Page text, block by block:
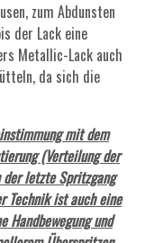
zum Abdunsten
der Lack eine
Metallic-Lack auch
da sich die
mit dem
(Verteilung der
letzte Spritzgang
ist auch eine
Handbewegung und